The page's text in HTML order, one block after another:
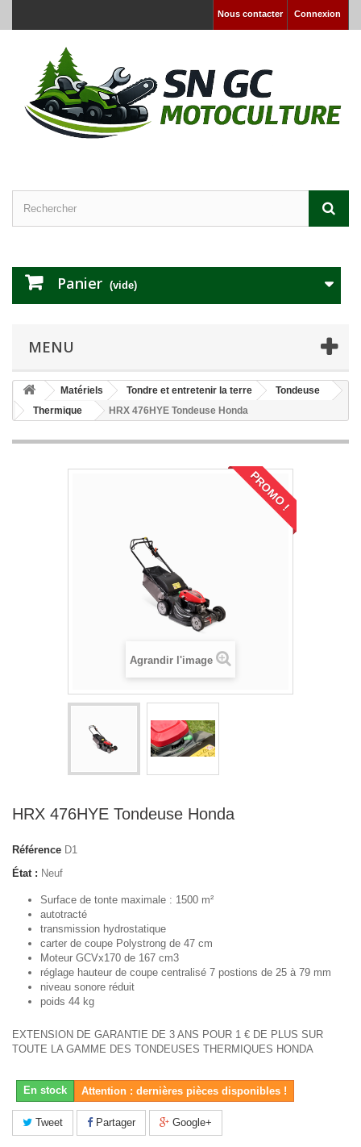
Connexion
Nous contacter
Panier (vide)
MENU
Matériels Tondre et entretenir la terre
Tondeuse
Thermique
HRX 476HYE Tondeuse Honda
PROMO !
Agrandir l'image
HRX 476HYE Tondeuse Honda
Référence D1
État : Neuf
Surface de tonte maximale : 1500 m²
autotracté
transmission hydrostatique
carter de coupe Polystrong de 47 cm
Moteur GCVx170 de 167 cm3
réglage hauteur de coupe centralisé 7 postions de 25 à 79 mm
niveau sonore réduit
poids 44 kg
EXTENSION DE GARANTIE DE 3 ANS POUR 1 € DE PLUS SUR
TOUTE LA GAMME DES TONDEUSES THERMIQUES HONDA
En stock Attention : dernières pièces disponibles !
Tweet Partager Google+